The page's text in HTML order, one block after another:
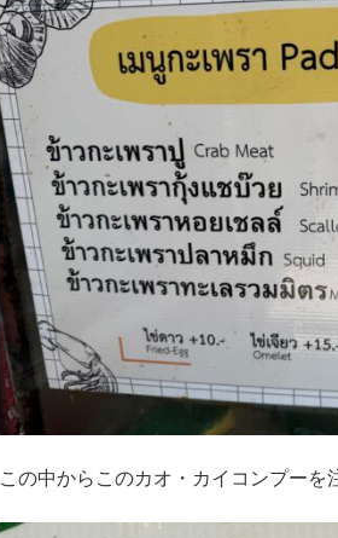
この中からこのカオ・カイコンプーを